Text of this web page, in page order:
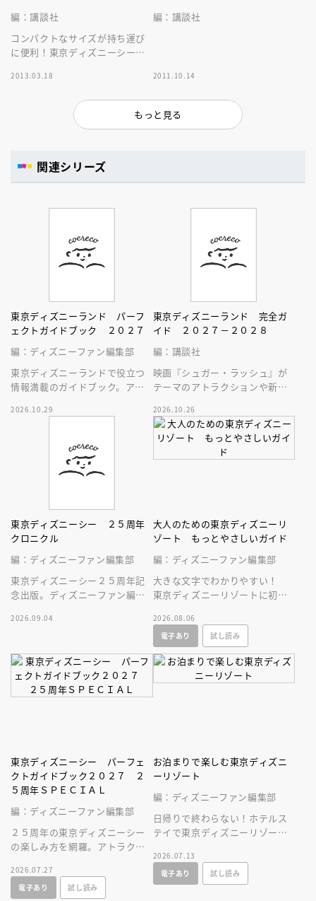
編：講談社
コンパクトなサイズが持ち運び
に便利！東京ディズニーシーの
ーズ！巻頭特集はトイ・ストー
2013.03.18
編：講談社
2011.10.14
もっと見る
関連シリーズ
東京ディズニーランド パーフ
ェクトガイドブック ２０２７
編：ディズニーファン編集部
東京ディズニーランドで役立つ
情報満載のガイドブック。アト
ン、グッズまでが１冊に！
2026.10.29
東京ディズニーランド 完全ガ
イド ２０２７－２０２８
編：講談社
映画『シュガー・ラッシュ』が
テーマのアトラクションや新生
東京ディズニーランドの最新情
報をお届け！
2026.10.26
東京ディズニーシー ２５周年
クロニクル
編：ディズニーファン編集部
東京ディズニーシー２５周年記
念出版。ディズニーファン編集
したパークファン必見の２５年
2026.09.04
大人のための東京ディズニーリ
ゾート もっとやさしいガイド
編：ディズニーファン編集部
大きな文字でわかりやすい！
東京ディズニーリゾートに初め
人へ贈る、やさしいガイドブッ
ク。
2026.08.06
電子あり
試し読み
東京ディズニーシー パーフェ
クトガイドブック２０２７ ２
５周年ＳＰＥＣＩＡＬ
編：ディズニーファン編集部
２５周年の東京ディズニーシー
の楽しみ方を網羅。アトラクシ
ョップ情報に加え、使いやすい
マップつき！
2026.07.27
電子あり
試し読み
お泊まりで楽しむ東京ディズニ
ーリゾート
編：ディズニーファン編集部
日帰りで終わらない！ホテルス
テイで東京ディズニーリゾート
冊が新登場！
2026.07.13
電子あり
試し読み